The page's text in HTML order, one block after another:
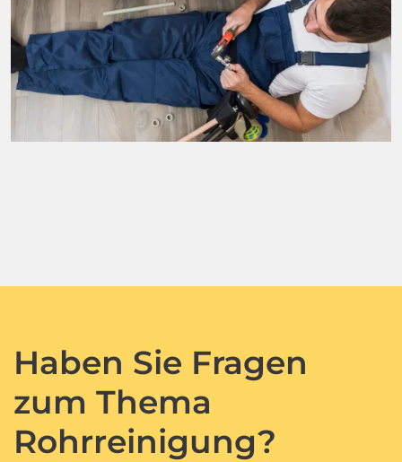
Haben Sie Fragen
zum Thema
Rohrreinigung?